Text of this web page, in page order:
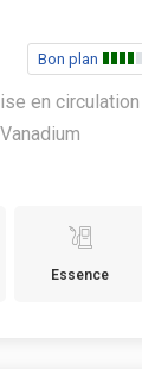
Bon plan
en circulation
Essence